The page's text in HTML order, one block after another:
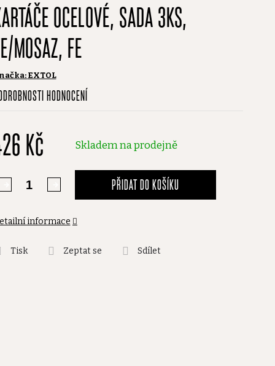
OCELOVÉ, SADA 3KS,
MOSAZ, FE
HODNOCENÍ
EXTOL
Kč Skladem na prodejně
PŘIDAT DO KOŠÍKU
informace
Tisk Zeptat se Sdílet